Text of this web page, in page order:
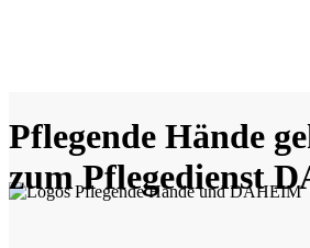
Pflegende Hände
zum Pflegedienst